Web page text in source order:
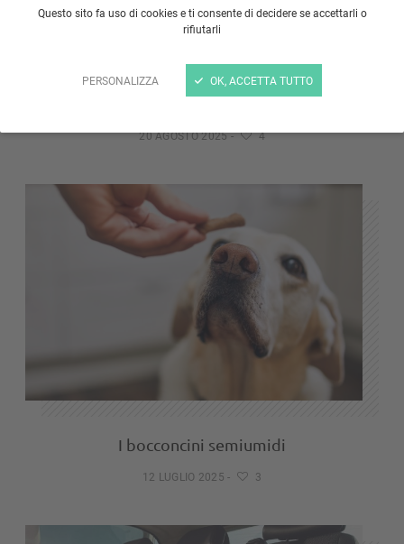
Questo sito fa uso di cookies e ti consente di decidere se accettarli o
rifiutarli
PERSONALIZZA OK, ACCETTA TUTTO
I bocconcini dentali
20 AGOSTO 2025- 4
I bocconcini semiumidi
12 LUGLIO 2025- 3